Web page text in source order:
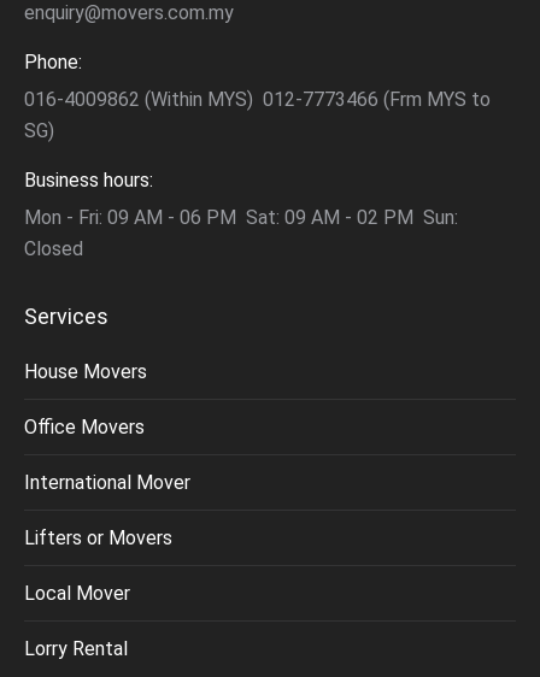
enquiry@movers.com.my
Phone:
016-4009862 (Within MYS) 012-7773466 (Frm MYS to
SG)
Business hours:
Mon - Fri: 09 AM - 06 PM Sat: 09 AM - 02 PM Sun:
Closed
Services
House Movers
Office Movers
International Mover
Lifters or Movers
Local Mover
Lorry Rental